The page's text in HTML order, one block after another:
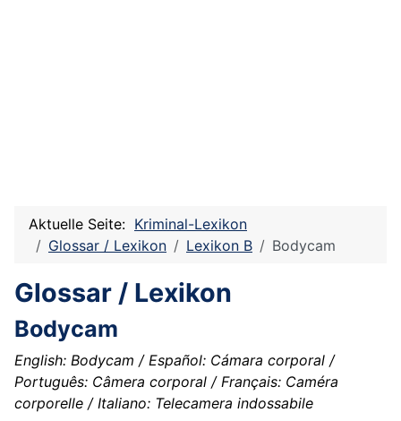
Aktuelle Seite: Kriminal-Lexikon
Glossar / Lexikon
Lexikon B Bodycam
Glossar / Lexikon
Bodycam
English: Bodycam / Español: Cámara corporal /
Português: Câmera corporal / Français: Caméra
corporelle / Italiano: Telecamera indossabile